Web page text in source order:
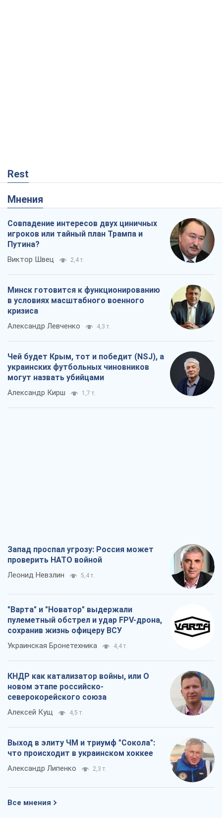
Rest
Мнения
Совпадение интересов двух циничных
игроков или тайный план Трампа и
Путина?
Виктор Швец 2,4 т.
Минск готовится к функционированию
в условиях масштабного военного
кризиса
Александр Левченко 4,3 т.
Чей будет Крым, тот и победит (NSJ), а
украинских футбольных чиновников
могут назвать убийцами
Александр Кирш 1,7 т.
Запад проспал угрозу: Россия может
проверить НАТО войной
Леонид Невзлин 5,4 т.
"Варта" и "Новатор" выдержали
пулеметный обстрел и удар FPV-дрона,
сохранив жизнь офицеру ВСУ
Украинская Бронетехника 4,4 т.
КНДР как катализатор войны, или О
новом этапе российско-
северокорейского союза
Алексей Кущ 4,5 т.
Выход в элиту ЧМ и триумф "Сокола":
что происходит в украинском хоккее
Александр Липенко 2,3 т.
Все мнения